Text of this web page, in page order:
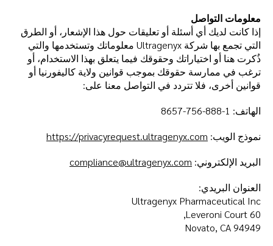
معلومات التواصل
إذا كانت لديك أي أسئلة أو تعليقات حول هذا الإشعار، أو الطرق
التي تجمع بها شركة Ultragenyx معلوماتك وتستخدمها والتي
ذُكرت هنا أو اختياراتك وحقوقك فيما يتعلق بهذا الاستخدام، أو
ترغب في ممارسة حقوقك بموجب قوانين ولاية كاليفورنيا أو
قوانين أخرى، فلا تتردد في التواصل معنا على:
الهاتف: 1-888-756-8657
نموذج الويب: https://privacyrequest.ultragenyx.com
البريد الإلكتروني: compliance@ultragenyx.com
العنوان البريدي:
Ultragenyx Pharmaceutical Inc
60 Leveroni Court,
Novato, CA 94949